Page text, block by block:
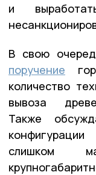
и
В свою
поручение
количество
вывоза
Также
слишком